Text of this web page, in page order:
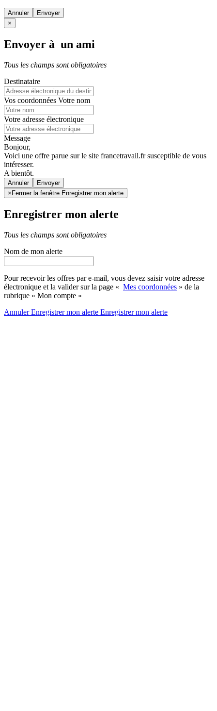
Annuler
×
Envoyer à un ami
Tous les champs sont obligatoires
Destinataire
Vos coordonnées Votre nom
Votre adresse électronique
Message
Bonjour,
Voici une offre parue sur le site francetravail.fr susceptible de vous
intéresser.
A bientôt.
Annuler
× Fermer la fenêtre Enregistrer mon alerte
Enregistrer mon alerte
Tous les champs sont obligatoires
Nom de mon alerte
Pour recevoir les offres par e-mail, vous devez saisir votre adresse
électronique et la valider sur la page « Mes coordonnées » de la
rubrique « Mon compte »
AnnulerEnregistrer mon alerte Enregistrermon alerte